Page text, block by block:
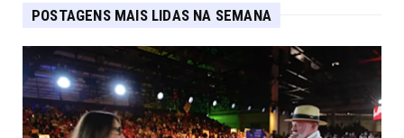
POSTAGENS MAIS LIDAS NA SEMANA